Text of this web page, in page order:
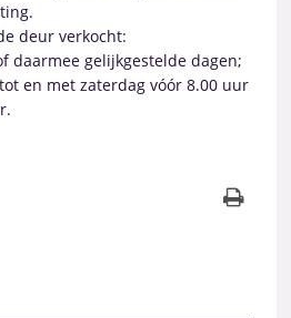
deur verkocht:
daarmee gelijkgestelde dagen;
en met zaterdag vóór 8.00 uur